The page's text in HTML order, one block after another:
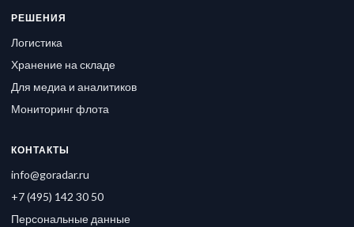
РЕШЕНИЯ
Логистика
Хранение на складе
Для медиа и аналитиков
Мониторинг флота
КОНТАКТЫ
info@goradar.ru
+7 (495) 142 30 50
Персональные данные